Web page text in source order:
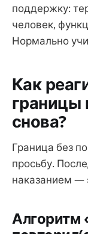
поддержку:
человек,
Нормально
Как
границы
снова?
Граница без
просьбу.
наказанием —
Алгоритм